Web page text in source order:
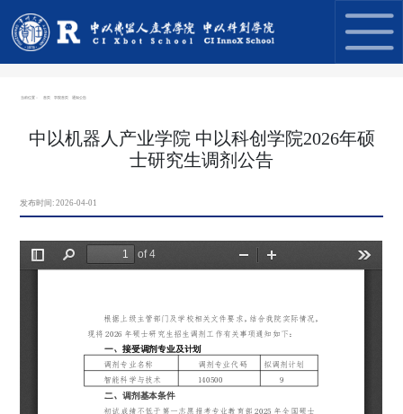
当前位置： 首页 学院首页 通知公告
中以机器人产业学院 中以科创学院2026年硕
士研究生调剂公告
发布时间: 2026-04-01